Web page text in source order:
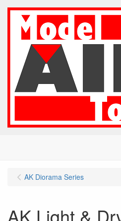
AK Diorama Series
AK Light &